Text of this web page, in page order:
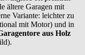
ältere Garagen mit
Variante: leichter zu
mit Motor) und in
aus Holz